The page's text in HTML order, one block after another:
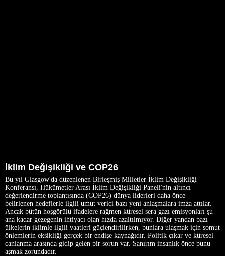
İklim Değişikliği ve COP26
Bu yıl Glasgow'da düzenlenen Birleşmiş Milletler İklim Değişikliği
Konferansı, Hükümetler Arası İklim Değişikliği Paneli'nin altıncı
değerlendirme toplantısında (COP26) dünya liderleri daha önce
belirlenen hedeflerle ilgili umut verici bazı yeni anlaşmalara imza attılar.
Ancak bütün hoşgörülü ifadelere rağmen küresel sera gazı emisyonları şu
ana kadar gezegenin ihtiyacı olan hızda azaltılmıyor. Diğer yandan bazı
ülkelerin iklimle ilgili vaatleri güçlendirilirken, bunlara ulaşmak için somut
önlemlerin eksikliği gerçek bir endişe kaynağıdır. Politik çıkar ve küresel
canlanma arasında gidip gelen bir sorun var. Sanırım insanlık önce bunu
aşmak zorundadır.